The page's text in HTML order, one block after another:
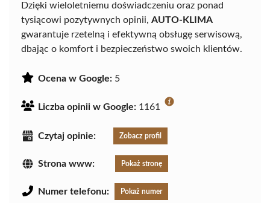
Dzięki wieloletniemu doświadczeniu oraz ponad
tysiącowi pozytywnych opinii, AUTO-KLIMA
gwarantuje rzetelną i efektywną obsługę serwisową,
dbając o komfort i bezpieczeństwo swoich klientów.
Ocena w Google: 5
Liczba opinii w Google: 1161
Czytaj opinie: Zobacz profil
Strona www: Pokaż stronę
Numer telefonu: Pokaż numer